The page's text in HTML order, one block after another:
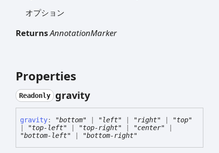
オプション
ReturnsAnnotationMarker
Properties
Readonly gravity
gravity: "bottom" "left" "right"
"top"
"top-left" "top-right" "center"
"bottom-left"
"bottom-right"